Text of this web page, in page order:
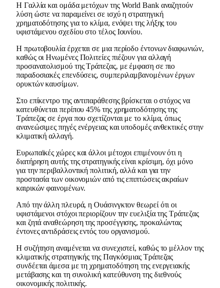
Η Γαλλία και ομάδα μετόχων της World Bank αναζητούν
λύση ώστε να παραμείνει σε ισχύ η στρατηγική
χρηματοδότησης για το κλίμα, ενόψει της λήξης του
υφιστάμενου σχεδίου στο τέλος Ιουνίου.
Η πρωτοβουλία έρχεται σε μια περίοδο έντονων διαφωνιών,
καθώς οι Ηνωμένες Πολιτείες πιέζουν για αλλαγή
προσανατολισμού της Τράπεζας, με έμφαση σε πιο
παραδοσιακές επενδύσεις, συμπεριλαμβανομένων έργων
ορυκτών καυσίμων.
Στο επίκεντρο της αντιπαράθεσης βρίσκεται ο στόχος να
κατευθύνεται περίπου 45% της χρηματοδότησης της
Τράπεζας σε έργα που σχετίζονται με το κλίμα, όπως
ανανεώσιμες πηγές ενέργειας και υποδομές ανθεκτικές στην
κλιματική αλλαγή.
Ευρωπαϊκές χώρες και άλλοι μέτοχοι επιμένουν ότι η
διατήρηση αυτής της στρατηγικής είναι κρίσιμη, όχι μόνο
για την περιβαλλοντική πολιτική, αλλά και για την
προστασία των οικονομιών από τις επιπτώσεις ακραίων
καιρικών φαινομένων.
Από την άλλη πλευρά, η Ουάσινγκτον θεωρεί ότι οι
υφιστάμενοι στόχοι περιορίζουν την ευελιξία της Τράπεζας
και ζητά αναθεώρηση της προσέγγισης, προκαλώντας
έντονες αντιδράσεις εντός του οργανισμού.
Η συζήτηση αναμένεται να συνεχιστεί, καθώς το μέλλον της
κλιματικής στρατηγικής της Παγκόσμιας Τράπεζας
συνδέεται άμεσα με τη χρηματοδότηση της ενεργειακής
μετάβασης και τη συνολική κατεύθυνση της διεθνούς
οικονομικής πολιτικής.